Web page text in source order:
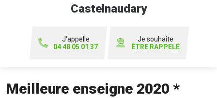
Castelnaudary
J'appelle
04 48 05 01 37
Je souhaite
ÊTRE RAPPELÉ
Meilleure enseigne 2020 *